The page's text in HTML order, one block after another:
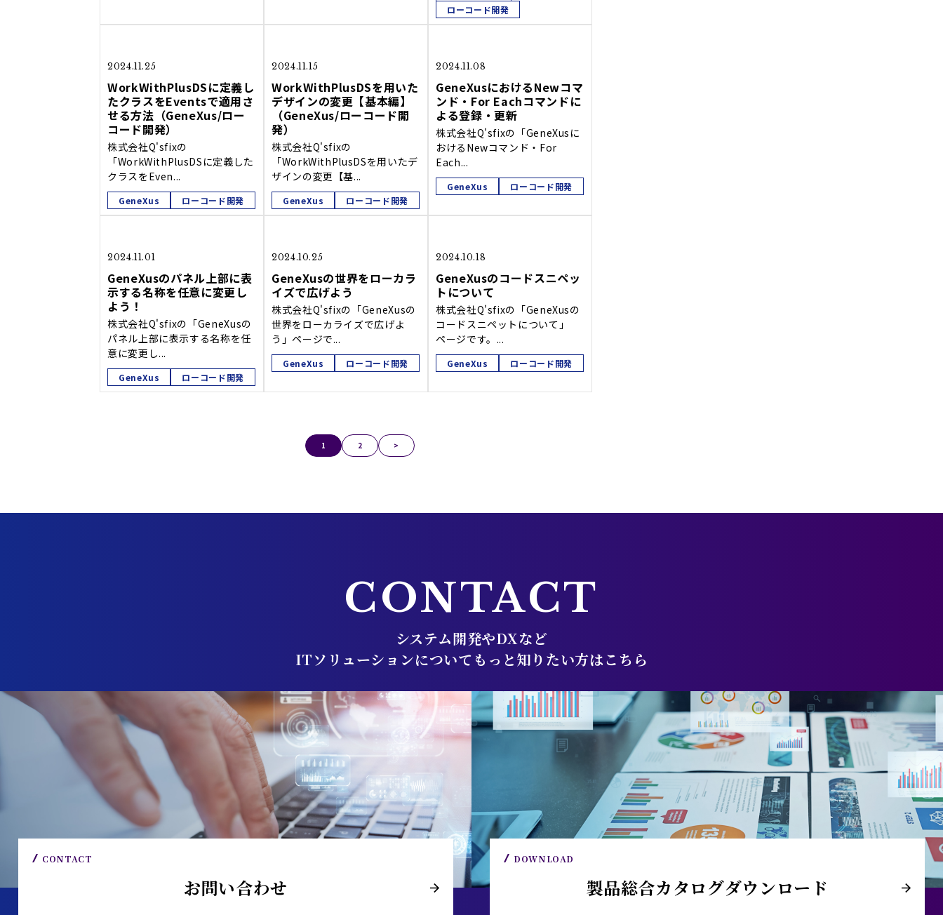
ローコード開発
2024.11.25
WorkWithPlusDSに定義し
たクラスをEventsで適用さ
せる方法（GeneXus/ロー
コード開発）
株式会社Q'sfixの
「WorkWithPlusDSに定義した
クラスをEven...
GeneXus ローコード開発
2024.11.15
WorkWithPlusDSを用いた
デザインの変更【基本編】
（GeneXus/ローコード開
発）
株式会社Q'sfixの
「WorkWithPlusDSを用いたデ
ザインの変更【基...
GeneXus ローコード開発
2024.11.08
GeneXusにおけるNewコマ
ンド・For Eachコマンドに
よる登録・更新
株式会社Q'sfixの「GeneXusに
おけるNewコマンド・For
Each...
GeneXus ローコード開発
2024.11.01
GeneXusのパネル上部に表
示する名称を任意に変更し
よう！
株式会社Q'sfixの「GeneXusの
パネル上部に表示する名称を任
意に変更し...
GeneXus ローコード開発
2024.10.25
GeneXusの世界をローカラ
イズで広げよう
株式会社Q'sfixの「GeneXusの
世界をローカライズで広げよ
う」ページで...
GeneXus ローコード開発
2024.10.18
GeneXusのコードスニペッ
トについて
株式会社Q'sfixの「GeneXusの
コードスニペットについて」
ページです。...
GeneXus ローコード開発
1 2 >
CONTACT
システム開発やDXなど
ITソリューションについてもっと知りたい方はこちら
CONTACT
お問い合わせ
DOWNLOAD
製品総合カタログダウンロード